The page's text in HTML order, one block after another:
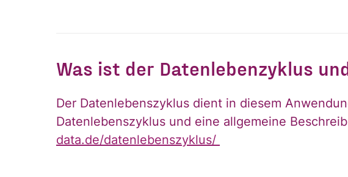
Was ist der Datenlebenzyklus
Der Datenlebenszyklus dient in diesem
Datenlebenszyklus und eine allgemeine
data.de/datenlebenszyklus/
Einwilligung
*
Ja, ich möchte den
Einwilligung kann ich
und der Verarbeitung der
stimme diesen zu. *